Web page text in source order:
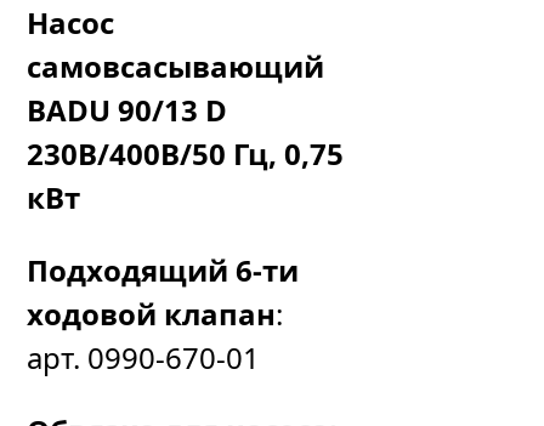
Насос
самовсасывающий
BADU 90/13 D
230В/400В/50 Гц, 0,75
кВт
Подходящий 6-ти
ходовой клапан:
арт. 0990-670-01